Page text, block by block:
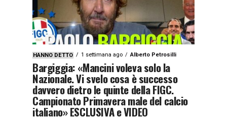
HANNO DETTO 1 settimana ago Alberto Petrosilli
Bargiggia: «Mancini voleva solo la
Nazionale. Vi svelo cosa è successo
davvero dietro le quinte della FIGC.
Campionato Primavera male del calcio
italiano» ESCLUSIVA e VIDEO